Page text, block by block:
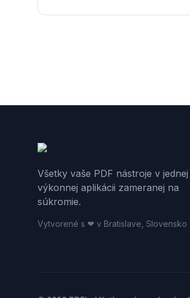
Všetky vaše PDF nástroje v jednej
výkonnej aplikácii zameranej na
súkromie.
Vytvorené s ❤ v Bratislave, Slovensko